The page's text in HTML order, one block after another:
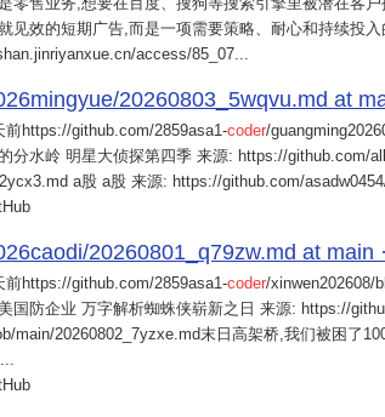
见效的短期广告,而是一项需要策略、耐心和持续投入
access/85_07...
20260803_5wqvu.md at
前https://github.com/2859asa1-coder/
分水岭 明星大侦探第四季 来源: https://github.com/
a股 a股 来源: https://github.com/
20260801_q79zw.md at main
前https://github.com/2859asa1-coder/xinwen202608/
国防企业 万字解析蜘蛛侠崭新之日 来源: https://
main/20260802_7yzxe.md末日高架桥,我们被困了